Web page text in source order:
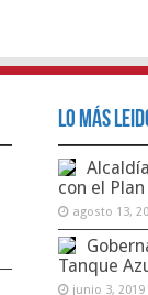
Lo Más
con el
agosto 13,
Tanque
junio 3, 2019